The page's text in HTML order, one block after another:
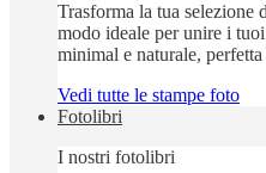
Trasforma la tua
modo ideale per unire i
minimal e naturale,
Vedi tutte le stampe foto
Fotolibri
I nostri fotolibri